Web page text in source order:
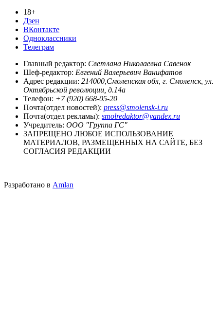
18+
Дзен
ВКонтакте
Одноклассники
Телеграм
Главный редактор: Светлана Николаевна Савенок
Шеф-редактор: Евгений Валерьевич Ванифатов
Адрес редакции: 214000,Смоленская обл, г. Смоленск, ул.
Октябрьской революции, д.14а
Телефон: +7 (920) 668-05-20
Почта(отдел новостей): press@smolensk-i.ru
Почта(отдел рекламы): smolredaktor@yandex.ru
Учредитель: ООО "Группа ГС"
ЗАПРЕЩЕНО ЛЮБОЕ ИСПОЛЬЗОВАНИЕ
МАТЕРИАЛОВ, РАЗМЕЩЕННЫХ НА САЙТЕ, БЕЗ
СОГЛАСИЯ РЕДАКЦИИ
Разработано в Amlan